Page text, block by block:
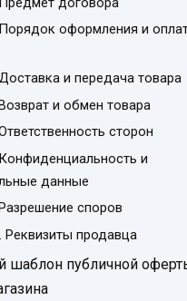
оформления и
и передача товара
и обмен товара
сторон
и
данные
споров
Реквизиты продавца
шаблон публичной